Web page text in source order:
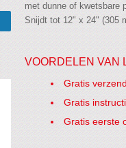
met dunne of kwetsbare
Snijdt tot 12" x 24" (305
VOORDELEN VAN
Gratis
Gratis
Gratis eerste